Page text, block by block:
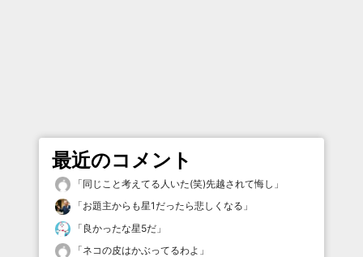
最近のコメント
「同じこと考えてる人いた(笑)先越されて悔し 」
「お題主からも星1だったら悲しくなる 」
「 良かったな星5だ 」
「ネコの皮はかぶってるわよ 」